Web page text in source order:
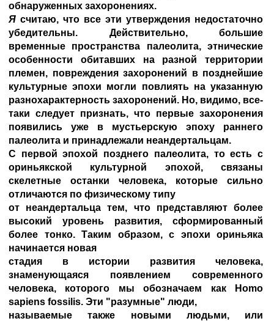
обнаруженных захоронениях.
Я считаю, что все эти утверждения недостаточно
убедительны. Действительно, большие
временные пространства палеолита, этнические
особенности обитавших на разной территории
племен, повреждения захоронений в позднейшие
культурные эпохи могли повлиять на указанную
разнохарактерность захоронений. Но, видимо, все-
таки следует признать, что первые захоронения
появились уже в мустьерскую эпоху раннего
палеолита и принадлежали неандертальцам.
С первой эпохой позднего палеолита, то есть с
ориньякской культурной эпохой, связаны
скелетные останки человека, которые сильно
отличаются по физическому типу
от неандертальца тем, что представляют более
высокий уровень развития, сформированный
более тонко. Таким образом, с эпохи ориньяка
начинается новая
стадия в истории развития человека,
знаменующаяся появлением современного
человека, которого мы обозначаем как Homo
sapiens fossilis. Эти "разумные" люди,
называемые также новыми людьми, или